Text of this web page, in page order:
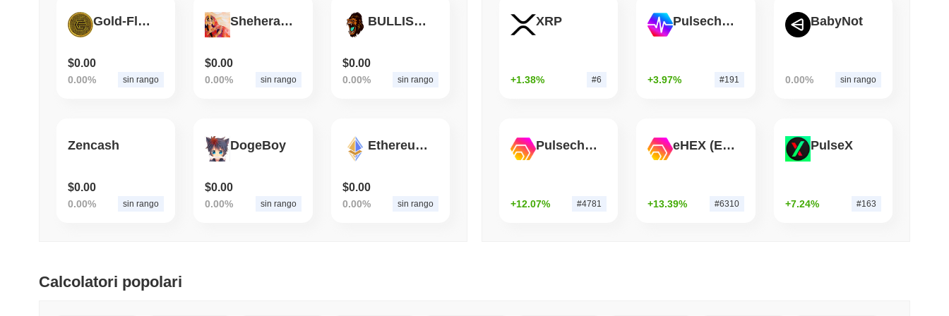
August 07 2026(1 day ago) 3 minimo di lettura
circa un giorno
Gold-Flag Coin
$0.00
0.00% sin rango
Sheherazade
$0.00
0.00% sin rango
BULLISHAPE
$0.00
0.00% sin rango
Zencash
$0.00
0.00% sin rango
DogeBoy
$0.00
0.00% sin rango
Ethereum One
$0.00
0.00% sin rango
XRP
+1.38% #6
Pulsechain
+3.97% #191
BabyNot
0.00% sin rango
Pulsechain Bridged HEX (Pulsechain)
+12.07% #4781
eHEX (Ethereum)
+13.39% #6310
PulseX
+7.24% #163
Calcolatori popolari